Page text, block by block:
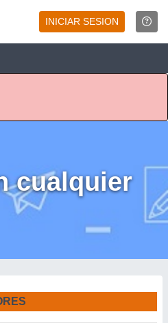
INICIAR SESION
cualquier